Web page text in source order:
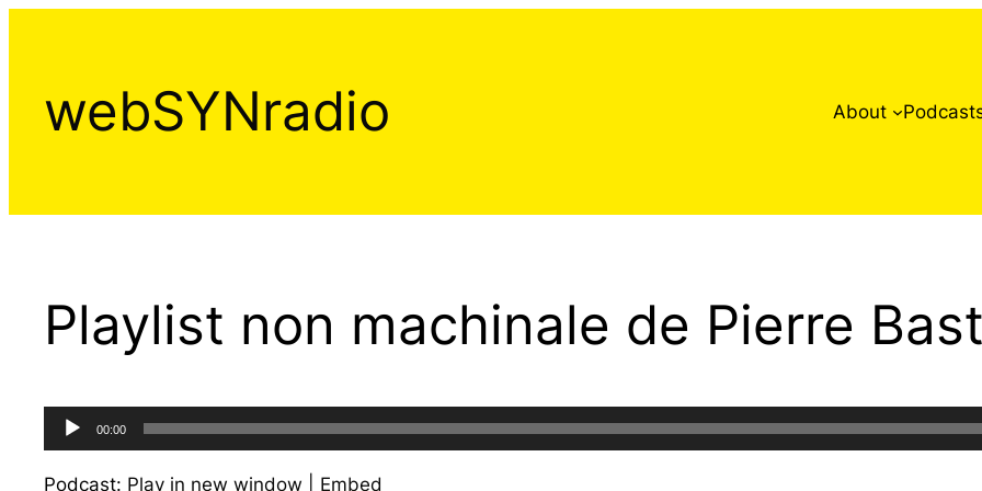
webSYNradio About
Playlist non machinale de Pierre
Lecteur
audio
00:00
Podcast: Play in new window Embed